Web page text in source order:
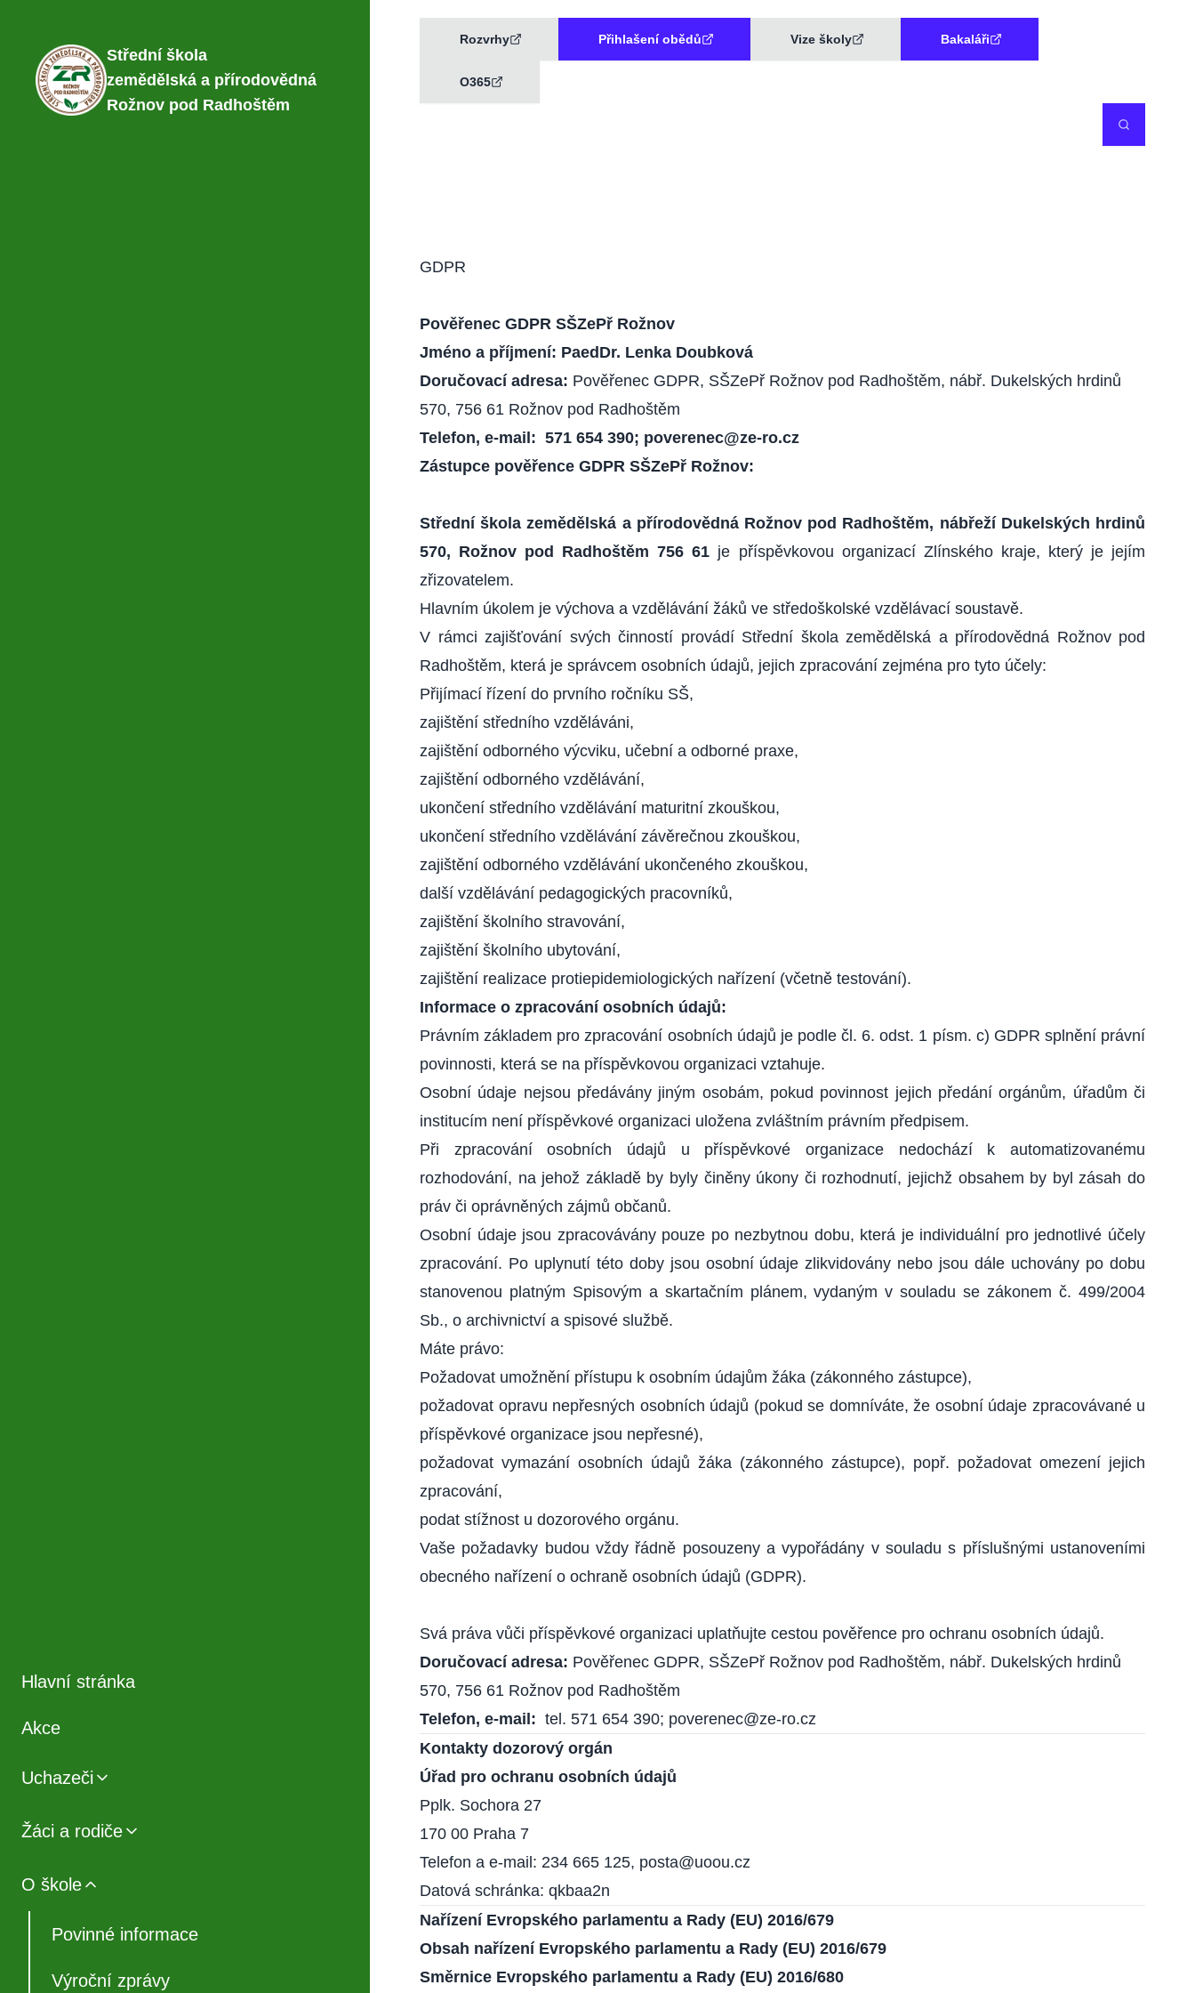
Střední škola
zemědělská a přírodovědná
Rožnov pod Radhoštěm
Hlavní stránka
Akce
Uchazeči
Žáci a rodiče
O škole
Povinné informace
Výroční zprávy
Rozvrhy Přihlašení obědů Vize školy Bakaláři
O365
GDPR
Pověřenec GDPR SŠZePř Rožnov
Jméno a příjmení: PaedDr. Lenka Doubková
Doručovací adresa: Pověřenec GDPR, SŠZePř Rožnov pod Radhoštěm, nábř. Dukelských hrdinů
570, 756 61 Rožnov pod Radhoštěm
Telefon, e-mail: 571 654 390; poverenec@ze-ro.cz
Zástupce pověřence GDPR SŠZePř Rožnov:
Střední škola zemědělská a přírodovědná Rožnov pod Radhoštěm, nábřeží Dukelských hrdinů
570, Rožnov pod Radhoštěm 756 61 je příspěvkovou organizací Zlínského kraje, který je jejím
zřizovatelem.
Hlavním úkolem je výchova a vzdělávání žáků ve středoškolské vzdělávací soustavě.
V rámci zajišťování svých činností provádí Střední škola zemědělská a přírodovědná Rožnov pod
Radhoštěm, která je správcem osobních údajů, jejich zpracování zejména pro tyto účely:
Přijímací řízení do prvního ročníku SŠ,
zajištění středního vzděláváni,
zajištění odborného výcviku, učební a odborné praxe,
zajištění odborného vzdělávání,
ukončení středního vzdělávání maturitní zkouškou,
ukončení středního vzdělávání závěrečnou zkouškou,
zajištění odborného vzdělávání ukončeného zkouškou,
další vzdělávání pedagogických pracovníků,
zajištění školního stravování,
zajištění školního ubytování,
zajištění realizace protiepidemiologických nařízení (včetně testování).
Informace o zpracování osobních údajů:
Právním základem pro zpracování osobních údajů je podle čl. 6. odst. 1 písm. c) GDPR splnění právní
povinnosti, která se na příspěvkovou organizaci vztahuje.
Osobní údaje nejsou předávány jiným osobám, pokud povinnost jejich předání orgánům, úřadům či
institucím není příspěvkové organizaci uložena zvláštním právním předpisem.
Při zpracování osobních údajů u příspěvkové organizace nedochází k automatizovanému
rozhodování, na jehož základě by byly činěny úkony či rozhodnutí, jejichž obsahem by byl zásah do
práv či oprávněných zájmů občanů.
Osobní údaje jsou zpracovávány pouze po nezbytnou dobu, která je individuální pro jednotlivé účely
zpracování. Po uplynutí této doby jsou osobní údaje zlikvidovány nebo jsou dále uchovány po dobu
stanovenou platným Spisovým a skartačním plánem, vydaným v souladu se zákonem č. 499/2004
Sb., o archivnictví a spisové službě.
Máte právo:
Požadovat umožnění přístupu k osobním údajům žáka (zákonného zástupce),
požadovat opravu nepřesných osobních údajů (pokud se domníváte, že osobní údaje zpracovávané u
příspěvkové organizace jsou nepřesné),
požadovat vymazání osobních údajů žáka (zákonného zástupce), popř. požadovat omezení jejich
zpracování,
podat stížnost u dozorového orgánu.
Vaše požadavky budou vždy řádně posouzeny a vypořádány v souladu s příslušnými ustanoveními
obecného nařízení o ochraně osobních údajů (GDPR).
Svá práva vůči příspěvkové organizaci uplatňujte cestou pověřence pro ochranu osobních údajů.
Doručovací adresa: Pověřenec GDPR, SŠZePř Rožnov pod Radhoštěm, nábř. Dukelských hrdinů
570, 756 61 Rožnov pod Radhoštěm
Telefon, e-mail: tel. 571 654 390; poverenec@ze-ro.cz
Kontakty dozorový orgán
Úřad pro ochranu osobních údajů
Pplk. Sochora 27
170 00 Praha 7
Telefon a e-mail: 234 665 125, posta@uoou.cz
Datová schránka: qkbaa2n
Nařízení Evropského parlamentu a Rady (EU) 2016/679
Obsah nařízení Evropského parlamentu a Rady (EU) 2016/679
Směrnice Evropského parlamentu a Rady (EU) 2016/680